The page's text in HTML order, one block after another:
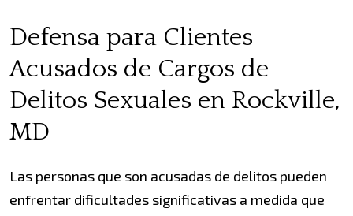
Defensa para Clientes
Acusados de Cargos de
Delitos Sexuales en Rockville,
MD
Las personas que son acusadas de delitos pueden
enfrentar dificultades significativas a medida que